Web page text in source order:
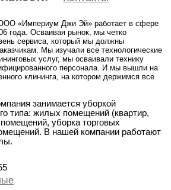
«Империум Джи Эй» работает в сфере
года. Осваивая рынок, мы четко
сервиса, который мы должны
Мы изучали все технологические
услуг, мы осваивали технику
персонала. И мы вышли на
клининга, на котором держимся все
занимается уборкой
типа: жилых помещений (квартир,
уборка торговых
В нашей компании работают